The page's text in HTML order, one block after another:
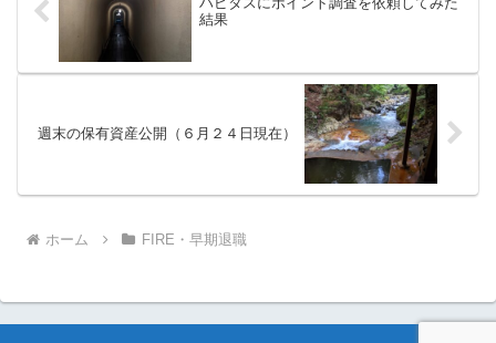
結果
週末の保有資産公開（６月２４日現在）
ホーム FIRE・早期退職